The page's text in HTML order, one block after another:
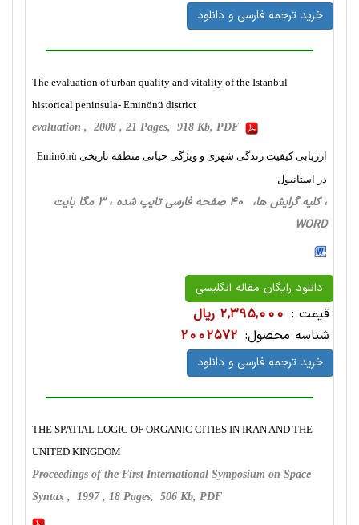
خرید ترجمه فارسی و دانلود
The evaluation of urban quality and vitality of the Istanbul
historical peninsula- Eminönü district
evaluation , 2008 , 21 Pages, 918 Kb, PDF
ارزیابی کیفیت زندگی شهری و ویژگی حیاتی منطقه تاریخی Eminönü
در استانبول
، کلیه گرایش ها، 40 صفحه فارسی تایپ شده ، 3 مگا بایت
WORD
دانلود رایگان مقاله انگلیسی
قیمت : 2,395,000 ریال
شناسه محصول: 2002572
خرید ترجمه فارسی و دانلود
THE SPATIAL LOGIC OF ORGANIC CITIES IN IRAN AND THE
UNITED KINGDOM
Proceedings of the First International Symposium on Space
Syntax , 1997 , 18 Pages, 506 Kb, PDF